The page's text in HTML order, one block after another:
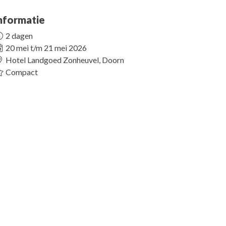
2 dagen
20 mei t/m 21 mei 2026
Hotel Landgoed Zonheuvel, Doorn
Compact